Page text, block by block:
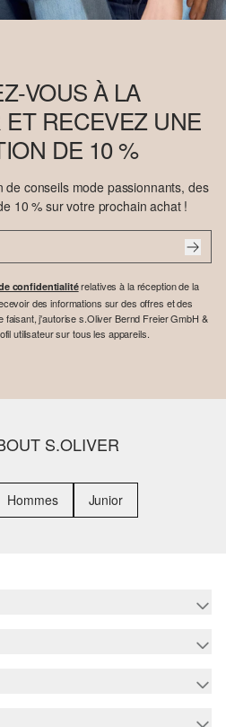
VOUS À LA
RECEVEZ UNE
DE 10 %
de conseils mode passionnants, des
10 % sur votre prochain achat !
confidentialitérelatives à la réception de la
des informations sur des offres et des
faisant, j'autorise s.Oliver Bernd Freier GmbH &
utilisateur sur tous les appareils.
S.OLIVER
Hommes Junior